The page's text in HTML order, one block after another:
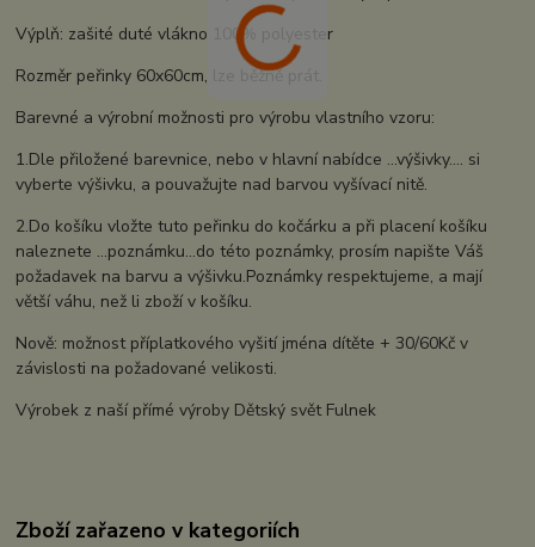
Výplň: zašité duté vlákno 100% polyester
Rozměr peřinky 60x60cm, lze běžně prát.
Barevné a výrobní možnosti pro výrobu vlastního vzoru:
1.Dle přiložené barevnice, nebo v hlavní nabídce ...výšivky.... si
vyberte výšivku, a pouvažujte nad barvou vyšívací nitě.
2.Do košíku vložte tuto peřinku do kočárku a při placení košíku
naleznete ...poznámku...do této poznámky, prosím napište Váš
požadavek na barvu a výšivku.Poznámky respektujeme, a mají
větší váhu, než li zboží v košíku.
Nově: možnost příplatkového vyšití jména dítěte + 30/60Kč v
závislosti na požadované velikosti.
Výrobek z naší přímé výroby Dětský svět Fulnek
Zboží zařazeno v kategoriích